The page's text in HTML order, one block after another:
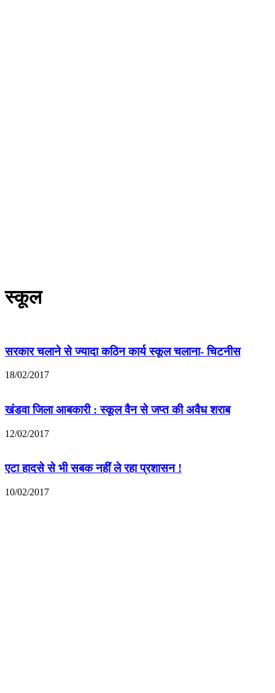
स्कूल
सरकार चलाने से ज्यादा कठिन कार्य स्कूल चलाना- चिटनीस
18/02/2017
खंडवा जिला आबकारी : स्कूल वैन से जप्त की अवैध शराब
12/02/2017
एटा हादसे से भी सबक नहीं ले रहा प्रशासन !
10/02/2017